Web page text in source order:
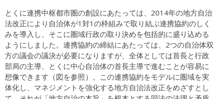
とくに連携中枢都市圏の創設にあたっては、2014年の地方自治
法改正により自治体が1対1の枠組みで取り結ぶ連携協約のしく
みを導入し、そこに圏域行政の取り決めを包括的に盛り込める
ようにしました。連携協約の締結にあたっては、2つの自治体双
方の議会の議決が必要になりますが、全体としては首長と行政
部局の主導、とくに中心自治体の首長主導で進むことが容易に
想像できます（図を参照）。この連携協約をモデルに圏域を実
体化し、マネジメントを強化する地方自治法改正をめざすとし